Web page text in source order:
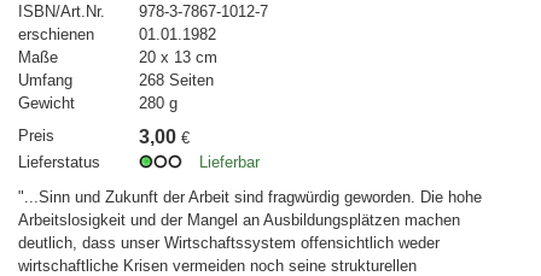
ISBN/Art.Nr.
978-3-7867-1012-7
erschienen
01.01.1982
Maße
20 x 13 cm
Umfang
268 Seiten
Gewicht
280 g
Preis
3,00 €
Lieferstatus
Lieferbar
"...Sinn und Zukunft der Arbeit sind fragwürdig geworden. Die hohe
Arbeitslosigkeit und der Mangel an Ausbildungsplätzen machen
deutlich, dass unser Wirtschaftssystem offensichtlich weder
wirtschaftliche Krisen vermeiden noch seine strukturellen